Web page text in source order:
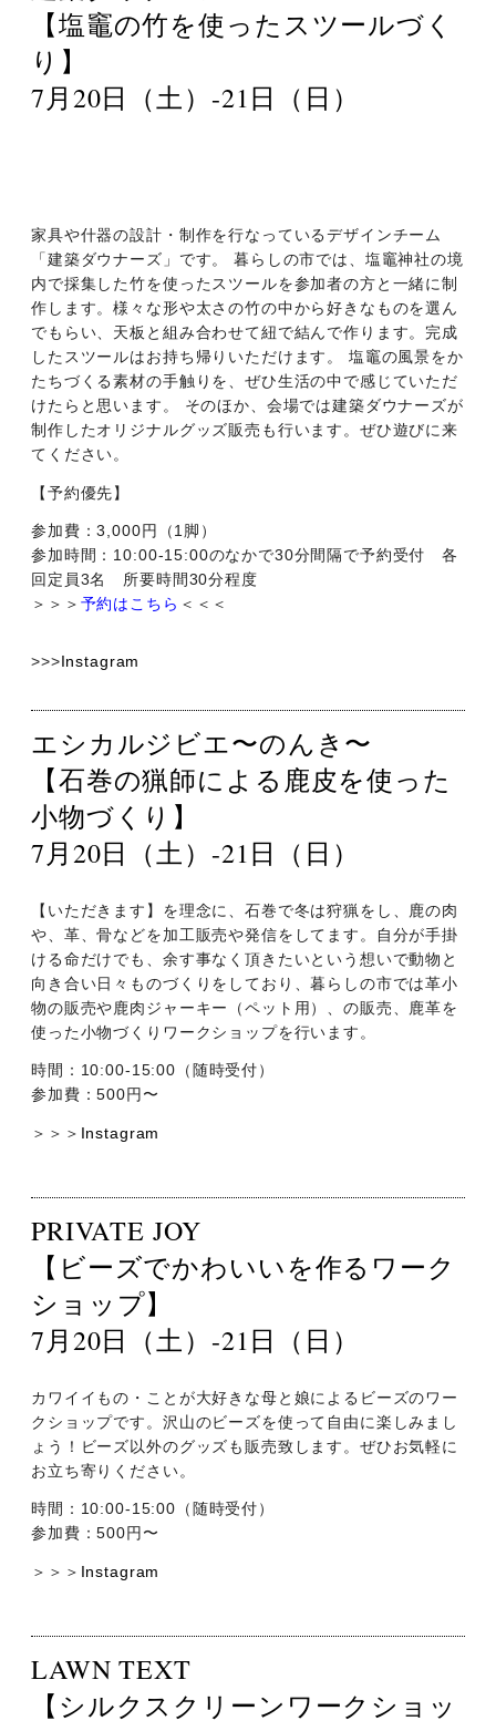
【塩竈の竹を使ったスツールづく
り】
7月20日（土）-21日（日）
家具や什器の設計・制作を行なっているデザインチーム
「建築ダウナーズ」です。 暮らしの市では、塩竈神社の境
内で採集した竹を使ったスツールを参加者の方と一緒に制
作します。様々な形や太さの竹の中から好きなものを選ん
でもらい、天板と組み合わせて紐で結んで作ります。完成
したスツールはお持ち帰りいただけます。 塩竈の風景をか
たちづくる素材の手触りを、ぜひ生活の中で感じていただ
けたらと思います。 そのほか、会場では建築ダウナーズが
制作したオリジナルグッズ販売も行います。ぜひ遊びに来
てください。
【予約優先】
参加費：3,000円（1脚）
参加時間：10:00-15:00のなかで30分間隔で予約受付 各
回定員3名 所要時間30分程度
＞＞＞ 予約はこちら ＜＜＜
>>>Instagram
エシカルジビエ〜のんき〜
【石巻の猟師による鹿皮を使った
小物づくり】
7月20日（土）-21日（日）
【いただきます】を理念に、石巻で冬は狩猟をし、鹿の肉
や、革、骨などを加工販売や発信をしてます。自分が手掛
ける命だけでも、余す事なく頂きたいという想いで動物と
向き合い日々ものづくりをしており、暮らしの市では革小
物の販売や鹿肉ジャーキー（ペット用）、の販売、鹿革を
使った小物づくりワークショップを行います。
時間：10:00-15:00（随時受付）
参加費：500円〜
＞＞＞ Instagram
PRIVATE JOY
【ビーズでかわいいを作るワーク
ショップ】
7月20日（土）-21日（日）
カワイイもの・ことが大好きな母と娘によるビーズのワー
クショップです。沢山のビーズを使って自由に楽しみまし
ょう！ビーズ以外のグッズも販売致します。ぜひお気軽に
お立ち寄りください。
時間：10:00-15:00（随時受付）
参加費：500円〜
＞＞＞ Instagram
LAWN TEXT
【シルクスクリーンワークショッ